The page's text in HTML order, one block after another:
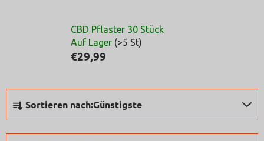
CBD Pflaster 30 Stück
Auf Lager (>5 St)
€29,99
o
Sortieren nach:Günstigste